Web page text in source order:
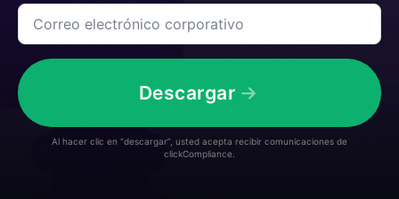
la
Empresa
*
Correo
electrónico
corporativo
Descargar
Al hacer clic en “descargar”, usted acepta recibir comunicaciones de
clickCompliance.